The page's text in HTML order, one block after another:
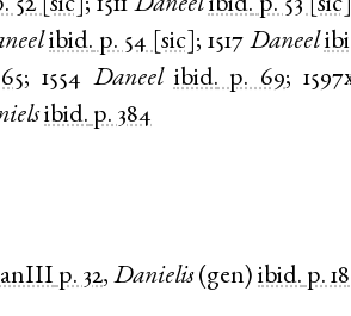
ibid. p. 54 [sic] ; 1517 Daneel
;1554 Daneel ibid. p. 69;
ibid. p. 384
p. 32,Danielis(gen)ibid. p. 18